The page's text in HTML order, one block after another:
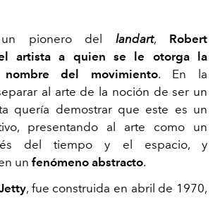
un pionero dellandart, Robert
artista a quien se le otorga la
del movimiento. En la
al arte de la noción de ser un
quería demostrar que este es un
presentando al arte como un
del tiempo y el espacio, y
un fenómeno abstracto.
, fue construida en abril de 1970,